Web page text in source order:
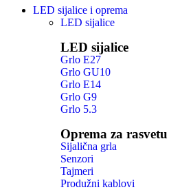
LED sijalice i oprema
LED sijalice
LED sijalice
Grlo E27
Grlo GU10
Grlo E14
Grlo G9
Grlo 5.3
Oprema za rasvetu
Sijalična grla
Senzori
Tajmeri
Produžni kablovi